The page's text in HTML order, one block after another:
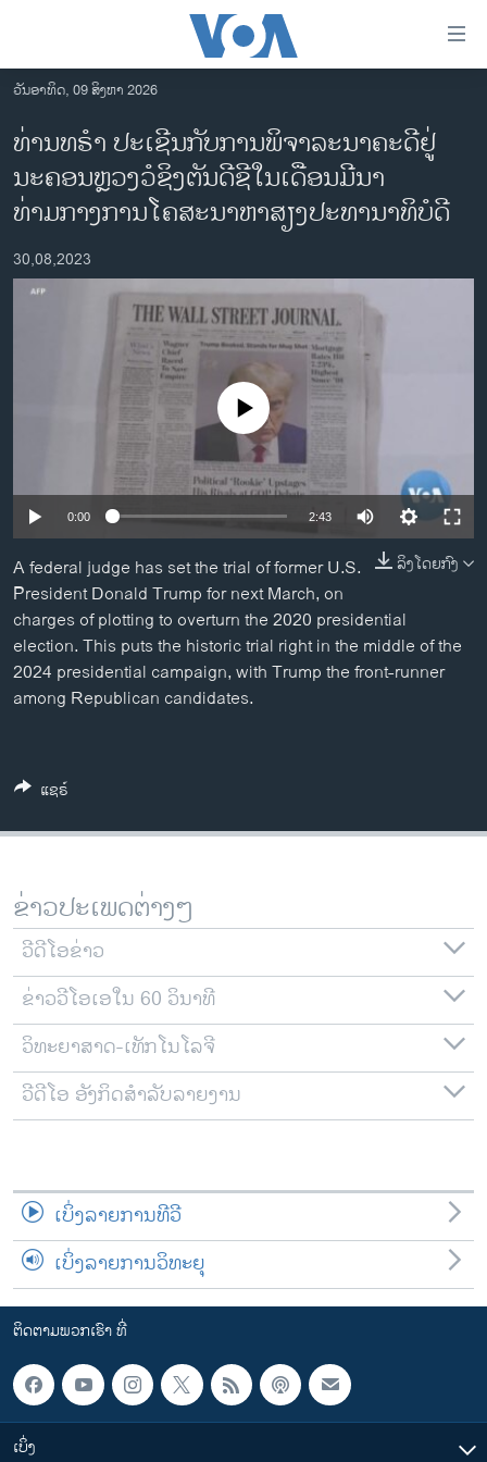
ເຂົ້າ
ຫາ
ຂ້າມ
ຂ້າມ
ຂ້າມ
ໄປ
ຫາ
ຊອກ
ລາວ
ອາເມຣິກາ
ການເລືອກຕັ້ງ ປະທານາທີບໍດີ ສະຫະລັດ 2024
ຂ່າວ​ຈີນ
ອິດສະຫຼະພາບດ້ານການຂ່າວ
ຊຸມຊົນຊາວລາວ
ວິທະຍາສາດ-ເທັກໂນໂລຈີ
ທຸລະກິດ
ພາສາອັງກິດ
ວີດີໂອ
ສຽງ
ລາຍການກະຈາຍສຽງ
ພາສາຕ່າງໆ
ວັນອາທິດ, 09 ສິງຫາ 2026
ທ່ານທຣໍາ ປະເຊີນກັບການພິຈາລະນາຄະດີຢູ່
ນະຄອນຫຼວງວໍຊິງຕັນດີຊີໃນເດືອນມີນາ
ທ່າມກາງການໂຄສະນາຫາສຽງປະທານາທິບໍດີ
30,08,2023
No media source currently available
0:00 2:43
ລິງໂດຍກົງ
A federal judge has set the trial of former U.S.
President Donald Trump for next March, on
charges of plotting to overturn the 2020 presidential
election. This puts the historic trial right in the middle of the
2024 presidential campaign, with Trump the front-runner
among Republican candidates.
ແຊຣ໌
ຂ່າວປະເພດຕ່າງໆ
ວີດີໂອຂ່າວ
ຂ່າວວີໂອເອໃນ 60 ວິນາທີ
ວິທະຍາສາດ-ເທັກໂນໂລຈີ
ວີດີໂອ ອັງກິດສຳລັບລາຍງານ
ເບິ່ງລາຍການທີວີ
ເບິ່ງລາຍການວິທະຍຸ
ຕິດຕາມພວກເຮົາ ທີ່
ເບິ່ງ